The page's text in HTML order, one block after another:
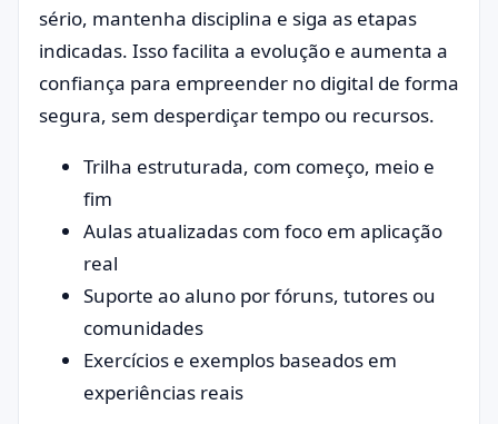
sério, mantenha disciplina e siga as etapas
indicadas. Isso facilita a evolução e aumenta a
confiança para empreender no digital de forma
segura, sem desperdiçar tempo ou recursos.
Trilha estruturada, com começo, meio e
fim
Aulas atualizadas com foco em aplicação
real
Suporte ao aluno por fóruns, tutores ou
comunidades
Exercícios e exemplos baseados em
experiências reais